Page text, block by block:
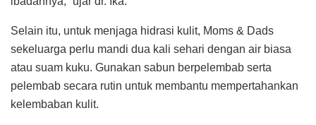
Selain itu, untuk menjaga hidrasi kulit, Moms & Dads
sekeluarga perlu mandi dua kali sehari dengan air biasa
atau suam kuku. Gunakan sabun berpelembab serta
pelembab secara rutin untuk membantu mempertahankan
kelembaban kulit.